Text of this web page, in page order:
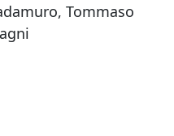
Tommaso